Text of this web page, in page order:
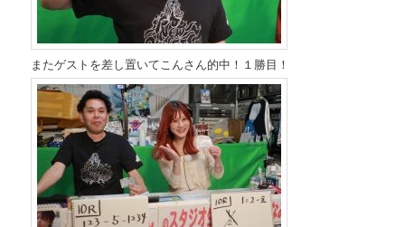
またゲストを差し置いてこんさん的中！１勝目！